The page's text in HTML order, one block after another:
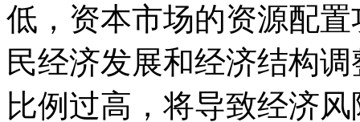
低，资本市场的资源配
民经济发展和经济结构
比例过高，将导致经济